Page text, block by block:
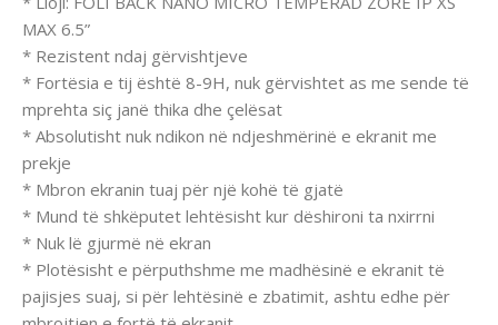
MAX 6.5”
* Rezistent ndaj gërvishtjeve
* Fortësia e tij është 8-9H, nuk gërvishtet as me sende të
mprehta siç janë thika dhe çelësat
* Absolutisht nuk ndikon në ndjeshmërinë e ekranit me
prekje
* Mbron ekranin tuaj për një kohë të gjatë
* Mund të shkëputet lehtësisht kur dëshironi ta nxirrni
* Nuk lë gjurmë në ekran
* Plotësisht e përputhshme me madhësinë e ekranit të
pajisjes suaj, si për lehtësinë e zbatimit, ashtu edhe për